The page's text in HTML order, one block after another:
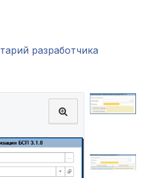
разработчика